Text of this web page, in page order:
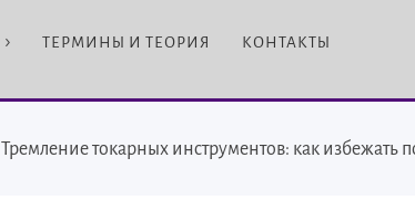
ТЕРМИНЫ И ТЕОРИЯ КОНТАКТЫ
Тремление токарных инструментов: как избежать